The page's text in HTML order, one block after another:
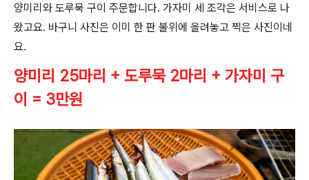
양미리와 도루묵 구이 주문합니다. 가자미 세 조각은 서비스로 나
왔고요. 바구니 사진은 이미 한 판 불위에 올려놓고 찍은 사진이네
요.
양미리 25마리 + 도루묵 2마리 + 가자미 구
이 = 3만원